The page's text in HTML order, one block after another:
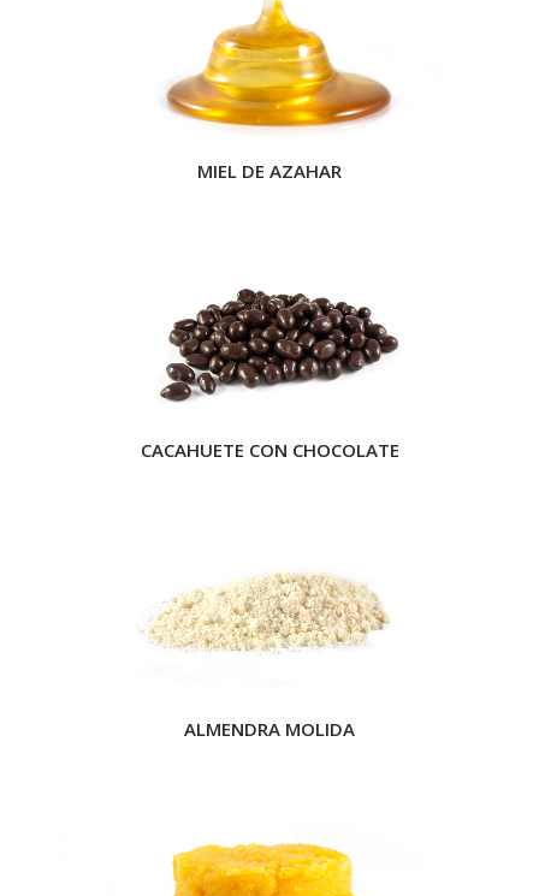
MIEL DE AZAHAR
CACAHUETE CON CHOCOLATE
ALMENDRA MOLIDA